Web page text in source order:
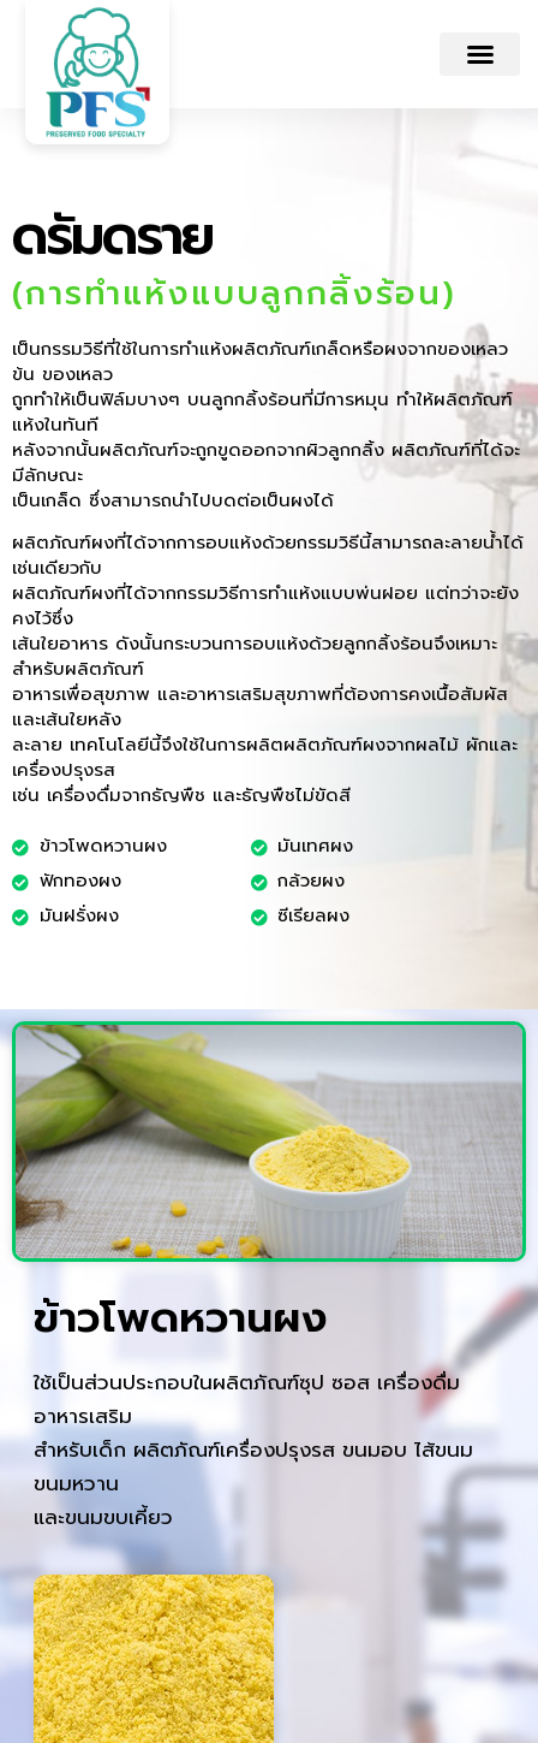
ดรัมดราย
(การทำแห้งแบบลูกกลิ้งร้อน)
เป็นกรรมวิธีที่ใช้ในการทำแห้งผลิตภัณฑ์เกล็ดหรือผงจากของเหลว
ข้น ของเหลว
ถูกทำให้เป็นฟิล์มบางๆ บนลูกกลิ้งร้อนที่มีการหมุน ทำให้ผลิตภัณฑ์
แห้งในทันที
หลังจากนั้นผลิตภัณฑ์จะถูกขูดออกจากผิวลูกกลิ้ง ผลิตภัณฑ์ที่ได้จะ
มีลักษณะ
เป็นเกล็ด ซึ่งสามารถนำไปบดต่อเป็นผงได้
ผลิตภัณฑ์ผงที่ได้จากการอบแห้งด้วยกรรมวิธีนี้สามารถละลายน้ำได้
เช่นเดียวกับ
ผลิตภัณฑ์ผงที่ได้จากกรรมวิธีการทำแห้งแบบพ่นฝอย แต่ทว่าจะยัง
คงไว้ซึ่ง
เส้นใยอาหาร ดังนั้นกระบวนการอบแห้งด้วยลูกกลิ้งร้อนจึงเหมาะ
สำหรับผลิตภัณฑ์
อาหารเพื่อสุขภาพ และอาหารเสริมสุขภาพที่ต้องการคงเนื้อสัมผัส
และเส้นใยหลัง
ละลาย เทคโนโลยีนี้จึงใช้ในการผลิตผลิตภัณฑ์ผงจากผลไม้ ผักและ
เครื่องปรุงรส
เช่น เครื่องดื่มจากธัญพืช และธัญพืชไม่ขัดสี
ข้าวโพดหวานผง
ฟักทองผง
มันฝรั่งผง
มันเทศผง
กล้วยผง
ซีเรียลผง
ข้าวโพดหวานผง
ใช้เป็นส่วนประกอบในผลิตภัณฑ์ซุป ซอส เครื่องดื่ม
อาหารเสริม
สำหรับเด็ก ผลิตภัณฑ์เครื่องปรุงรส ขนมอบ ไส้ขนม
ขนมหวาน
และขนมขบเคี้ยว